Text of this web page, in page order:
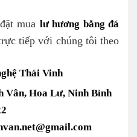
mua lư hương bằng đá
tiếp với chúng tôi theo
Thái Vinh
Vân, Hoa Lư, Ninh Bình